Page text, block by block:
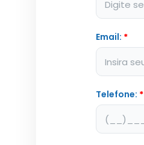
Email: *
Telefone: *